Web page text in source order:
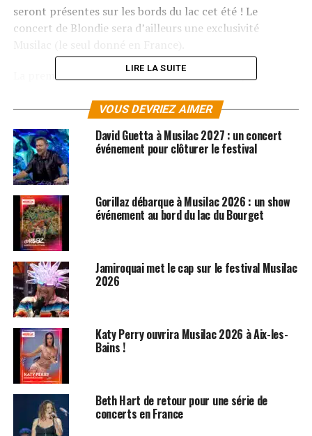
seront présentes sur les bords du lac cet été ! Le
concert de Blondie sera d’ailleurs une exclusivité
La première est une icône rock des années 80, la
troisième une bombe rappeuse de Harlem comme seul
les Etats-Unis savent en fabriquer et la voix de la
quatrième mêle le blues, la soul et le rock comme on l’a
rarement entendu.
Elles viennent rejoindre à l’affiche du festival, qui se
déroulera on le rappelle les 12, 13 et 14 juillet 2013, le
groupe Thirty Seconds To Mars.
SUJETS ASSOCIÉS:
FESTIVAL MUSILAC
MUSILAC OLIVIA RUIZ
LIRE LA SUITE
VOUS DEVRIEZ AIMER
David Guetta à Musilac 2027 : un concert
événement pour clôturer le festival
Gorillaz débarque à Musilac 2026 : un show
événement au bord du lac du Bourget
Jamiroquai met le cap sur le festival Musilac
2026
Katy Perry ouvrira Musilac 2026 à Aix-les-
Bains !
Beth Hart de retour pour une série de
concerts en France